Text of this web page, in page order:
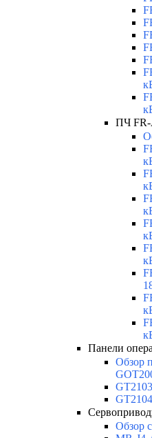
ПЧ FR-
Панели
Обзор
Обзор